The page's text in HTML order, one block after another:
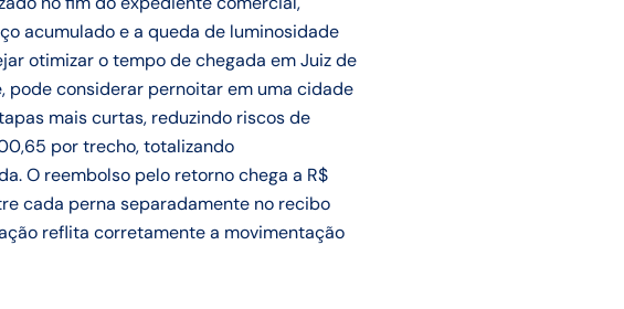
acumulado e a queda de luminosidade
otimizar o tempo de chegada em Juiz de
pode considerar pernoitar em uma cidade
mais curtas, reduzindo riscos de
por trecho, totalizando
O reembolso pelo retorno chega a R$
cada perna separadamente no recibo
reflita corretamente a movimentação